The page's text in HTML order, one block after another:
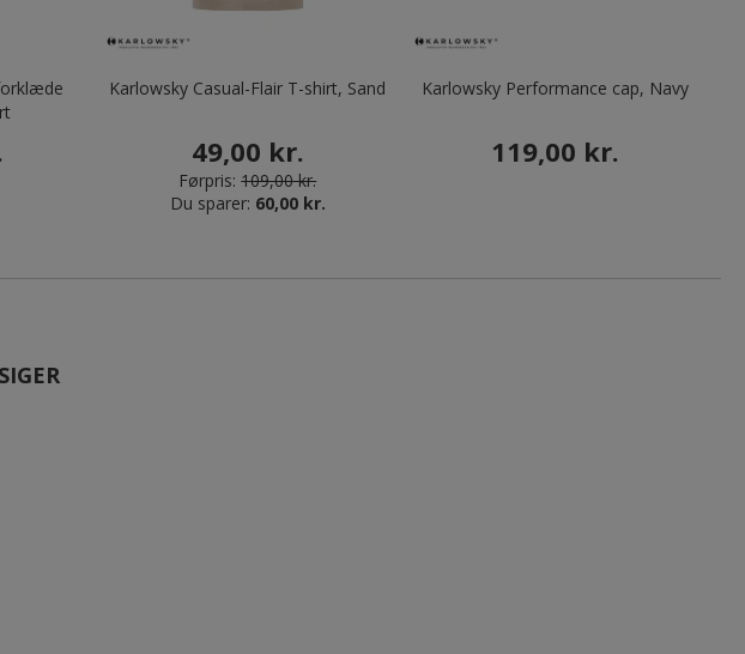
Karlowsky Casual-Flair T-shirt, Sand
49,00 kr.
Førpris: 109,00 kr.
Du sparer: 60,00 kr.
Karlowsky Performance cap, Navy
119,00 kr.